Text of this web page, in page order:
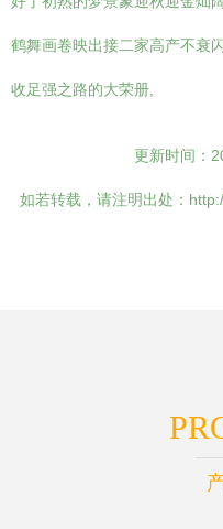
鹤舞画卷映出接二家高产不衰
收足强之路的大荣册,
更新时间：
如若转载，请注明出处：